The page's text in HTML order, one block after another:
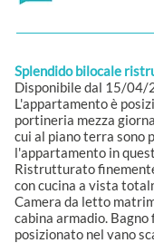
Splendido bilocale
Disponibile dal 15/04/
L'appartamento è
portineria mezza
cui al piano terra sono
l'appartamento in
Ristrutturato
con cucina a vista
Camera da letto
cabina armadio.
posizionato nel vano